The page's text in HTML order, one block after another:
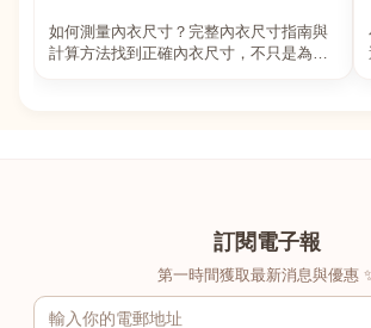
如何測量內衣尺寸？完整內衣尺寸指南與
計算方法找到正確內衣尺寸，不只是為了
訂閱電子報
第一時間獲取最新消息與優惠